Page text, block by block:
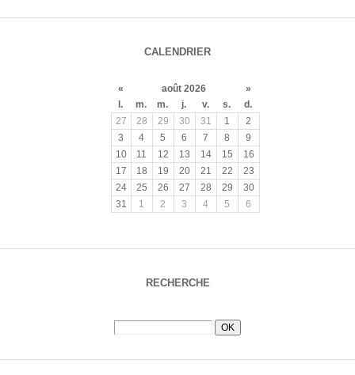
CALENDRIER
« août 2026
»
l.
m. m. j. v. s.
d.
27
28 29 30 31 1
2
3
4 5 6 7 8
9
10
11 12 13 14 15
16
17
18 19 20 21 22
23
24
25 26 27 28 29
30
31
1 2 3 4 5 6
RECHERCHE